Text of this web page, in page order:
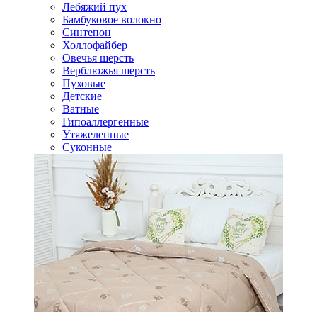
Лебяжий пух
Бамбуковое волокно
Синтепон
Холлофайбер
Овечья шерсть
Верблюжья шерсть
Пуховые
Детские
Ватные
Гипоаллергенные
Утяжеленные
Суконные